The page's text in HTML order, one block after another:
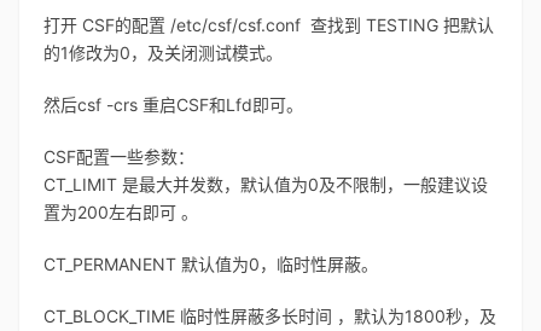
打开 CSF的配置 /etc/csf/csf.conf 查找到 TESTING 把默认
的1修改为0，及关闭测试模式。
然后csf -crs 重启CSF和Lfd即可。
CSF配置一些参数：
CT_LIMIT 是最大并发数，默认值为0及不限制，一般建议设
置为200左右即可 。
CT_PERMANENT 默认值为0，临时性屏蔽。
CT_BLOCK_TIME 临时性屏蔽多长时间 ，默认为1800秒，及